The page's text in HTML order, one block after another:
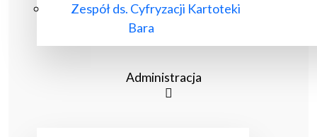
Zespół ds. Cyfryzacji Kartoteki
Bara
Administracja